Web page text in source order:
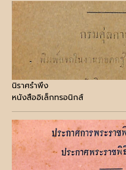
นิราศรำพึง
หนังสืออิเล็กทรอนิกส์